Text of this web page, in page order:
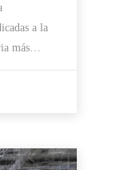
a la
más…